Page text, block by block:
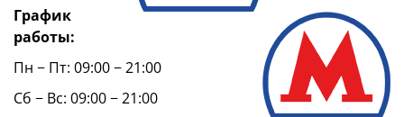
График
работы:
Пн − Пт: 09:00 − 21:00
Сб − Вс: 09:00 − 21:00